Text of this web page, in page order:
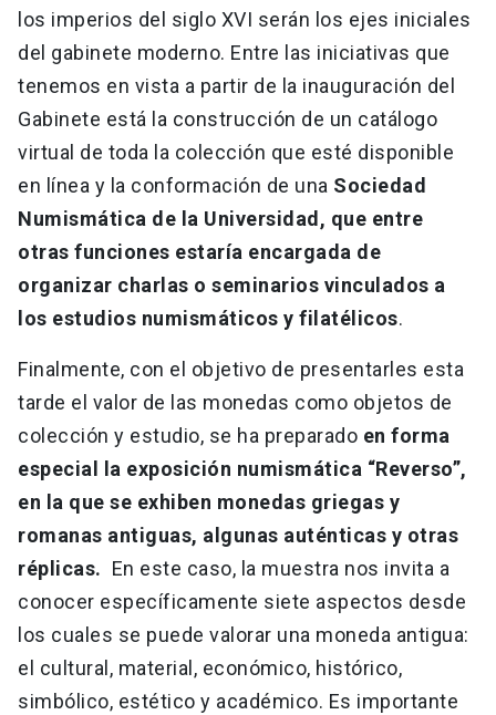
los imperios del siglo XVI serán los ejes iniciales
del gabinete moderno. Entre las iniciativas que
tenemos en vista a partir de la inauguración del
Gabinete está la construcción de un catálogo
virtual de toda la colección que esté disponible
en línea y la conformación de una Sociedad
Numismática de la Universidad, que entre
otras funciones estaría encargada de
organizar charlas o seminarios vinculados a
los estudios numismáticos y filatélicos.
Finalmente, con el objetivo de presentarles esta
tarde el valor de las monedas como objetos de
colección y estudio, se ha preparado en forma
especial la exposición numismática “Reverso”,
en la que se exhiben monedas griegas y
romanas antiguas, algunas auténticas y otras
réplicas. En este caso, la muestra nos invita a
conocer específicamente siete aspectos desde
los cuales se puede valorar una moneda antigua:
el cultural, material, económico, histórico,
simbólico, estético y académico. Es importante